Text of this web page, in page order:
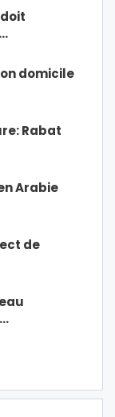
domicile
Rabat
Arabie
de